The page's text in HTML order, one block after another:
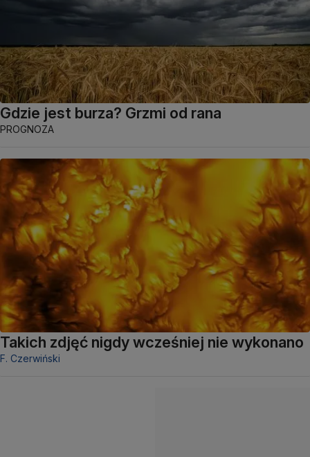
Gdzie jest burza? Grzmi od rana
PROGNOZA
Takich zdjęć nigdy wcześniej nie wykonano
F. Czerwiński